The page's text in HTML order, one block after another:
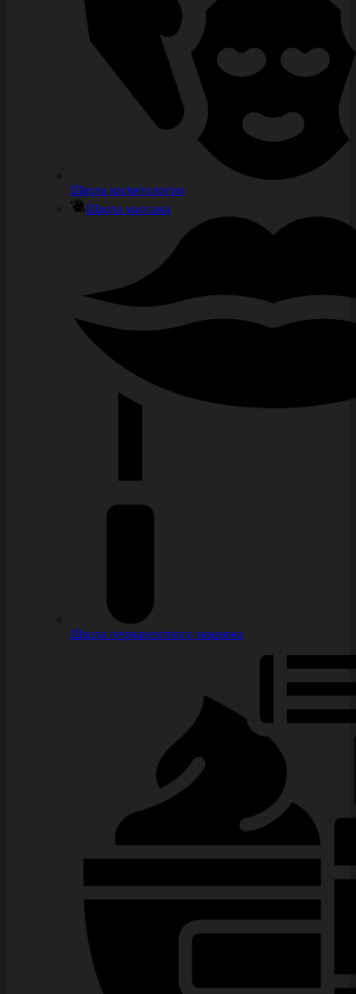
Школа косметологии
Школа массажа
Школа перманентного макияжа